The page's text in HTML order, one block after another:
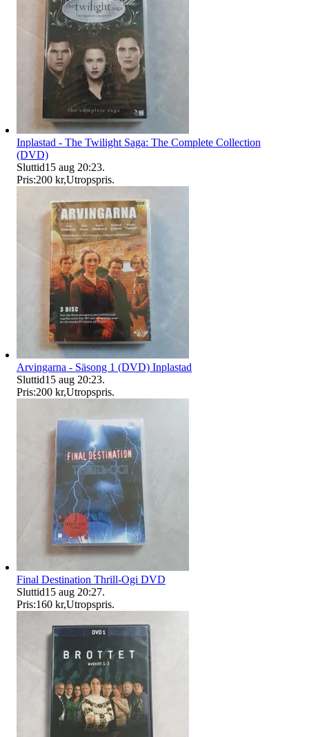
Inplastad - The Twilight Saga: The Complete Collection
(DVD)
Sluttid15 aug 20:23.
Pris:200 kr,Utropspris.
Arvingarna - Säsong 1 (DVD) Inplastad
Sluttid15 aug 20:23.
Pris:200 kr,Utropspris.
Final Destination Thrill-Ogi DVD
Sluttid15 aug 20:27.
Pris:160 kr,Utropspris.